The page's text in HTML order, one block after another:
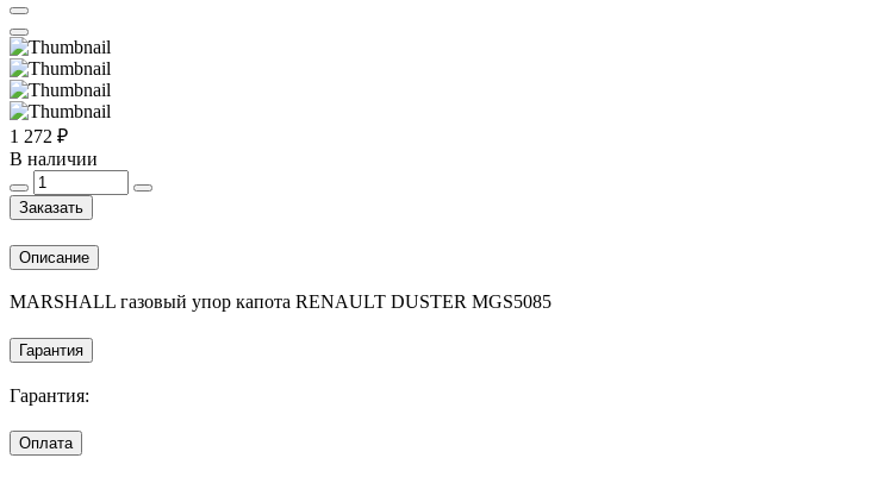
1 272 ₽
В наличии
Заказать
Описание
MARSHALL газовый упор капота RENAULT DUSTER MGS5085
Гарантия
Гарантия:
Оплата